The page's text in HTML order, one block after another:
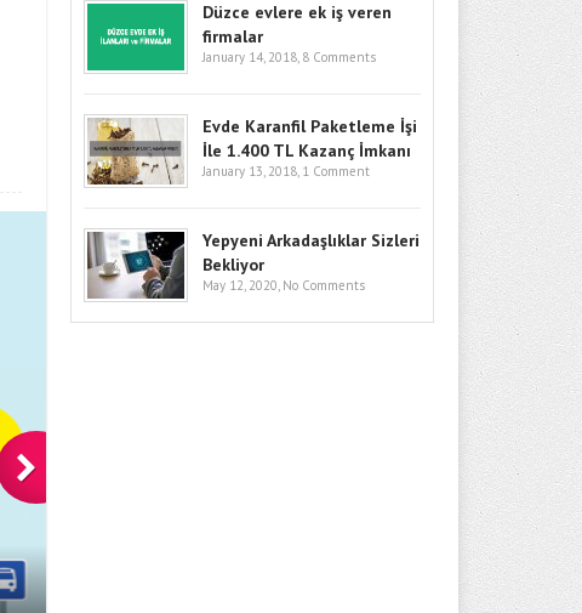
BITCOIN’DE GÖZLER KRITIK
Düzce evlere ek iş veren
firmalar
January 14, 2018, 8 Comments
Evde Karanfil Paketleme İşi
İle 1.400 TL Kazanç İmkanı
January 13, 2018, 1 Comment
Yepyeni Arkadaşlıklar Sizleri
Bekliyor
May 12, 2020, No Comments